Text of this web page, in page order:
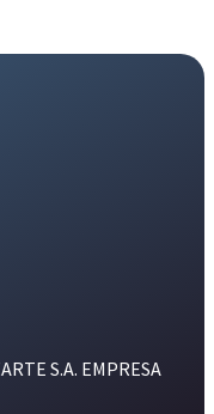
S.A. EMPRESA